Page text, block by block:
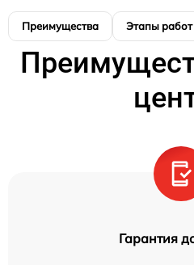
Преимущества Этапы работ
Гарантия